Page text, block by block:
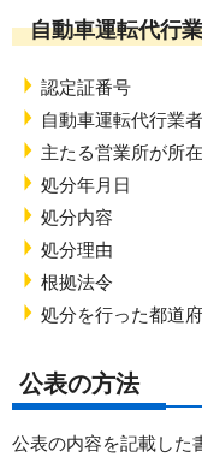
自動車運転代行業
認定証番号
自動車運転代行業
主たる営業所が所
処分年月日
処分内容
処分理由
根拠法令
処分を行った都道
公表の方法
公表の内容を記載した